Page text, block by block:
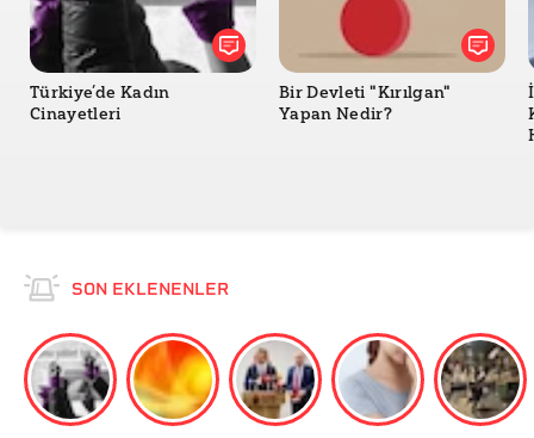
Türkiye’de Kadın
Cinayetleri
Bir Devleti "Kırılgan"
Yapan Nedir?
SON EKLENENLER